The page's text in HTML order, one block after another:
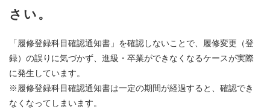
さい。
「履修登録科目確認通知書」を確認しないことで、履修変更（登
録）の誤りに気づかず、進級・卒業ができなくなるケースが実際
に発生しています。
※履修登録科目確認通知書は一定の期間が経過すると、確認でき
なくなってしまいます。